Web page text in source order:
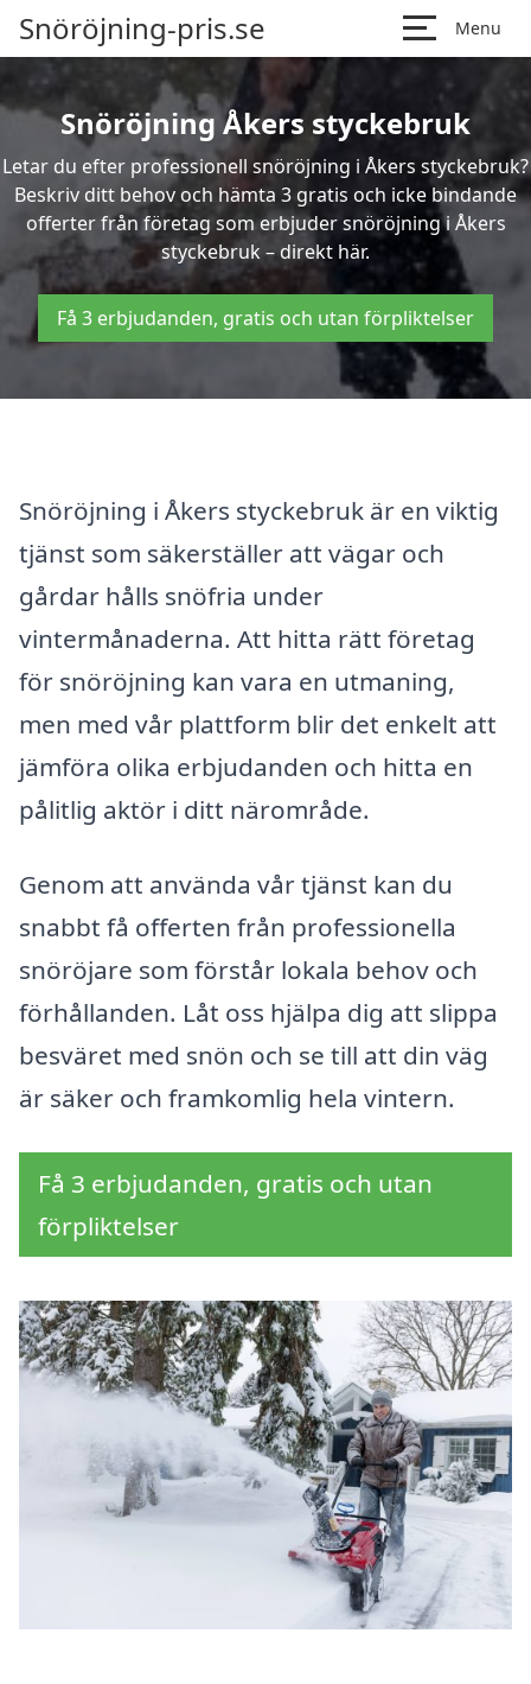
Snöröjning-pris.se Menu
Snöröjning Åkers styckebruk
Letar du efter professionell snöröjning i Åkers styckebruk?
Beskriv ditt behov och hämta 3 gratis och icke bindande
offerter från företag som erbjuder snöröjning i Åkers
styckebruk – direkt här.
Få 3 erbjudanden, gratis och utan förpliktelser
Snöröjning i Åkers styckebruk är en viktig
tjänst som säkerställer att vägar och
gårdar hålls snöfria under
vintermånaderna. Att hitta rätt företag
för snöröjning kan vara en utmaning,
men med vår plattform blir det enkelt att
jämföra olika erbjudanden och hitta en
pålitlig aktör i ditt närområde.
Genom att använda vår tjänst kan du
snabbt få offerten från professionella
snöröjare som förstår lokala behov och
förhållanden. Låt oss hjälpa dig att slippa
besväret med snön och se till att din väg
är säker och framkomlig hela vintern.
Få 3 erbjudanden, gratis och utan
förpliktelser